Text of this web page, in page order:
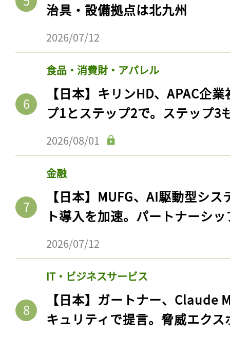
治具・設備拠点は北九州
2026/07/12
食品・消費財・アパレル
【日本】キリンHD、APAC企
プ1とステップ2で。ステップ3
2026/08/01
金融
【日本】MUFG、AI駆動型シ
ト導入を加速。パートナーシ
2026/07/12
IT・ビジネスサービス
【日本】ガートナー、Claude
キュリティで提言。脅威エク
ログイン
会員登録